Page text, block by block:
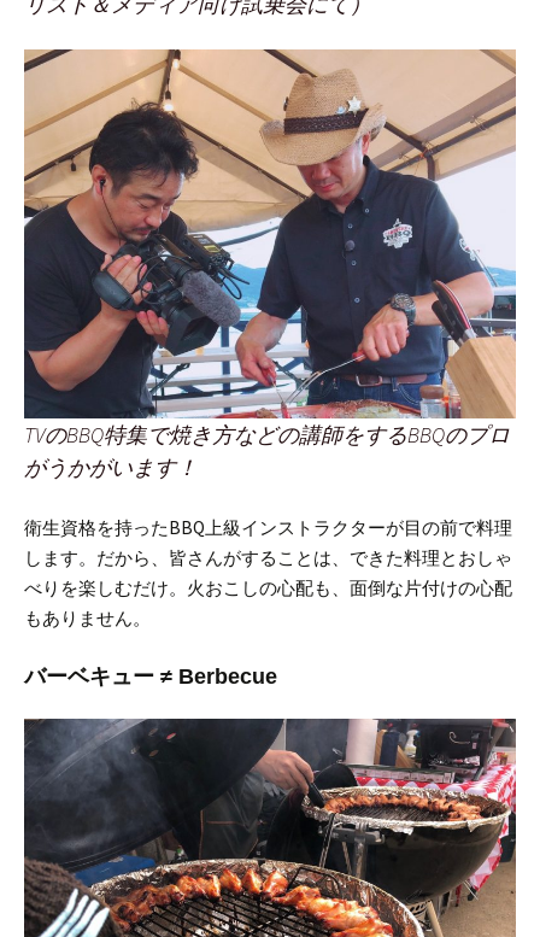
TVのBBQ特集で焼き方などの講師をするBBQのプロ
がうかがいます！
衛生資格を持ったBBQ上級インストラクターが目の前で料理
します。 だから、皆さんがすることは、できた料理とおしゃ
べりを楽しむだけ。 火おこしの心配も、面倒な片付けの心配
もありません。
バーベキュー ≠ Berbecue